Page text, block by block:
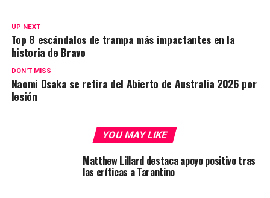
UP NEXT
Top 8 escándalos de trampa más impactantes en la
historia de Bravo
DON'T MISS
Naomi Osaka se retira del Abierto de Australia 2026 por
lesión
YOU MAY LIKE
Matthew Lillard destaca apoyo positivo tras
las críticas a Tarantino